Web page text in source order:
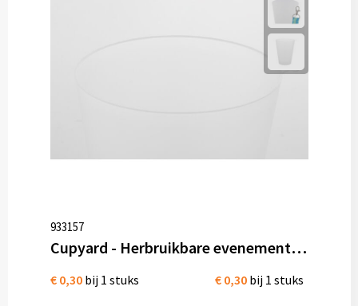
933157
Cupyard - Herbruikbare evenementenbeker
€ 0,30 bij 1 stuks € 0,30 bij 1 stuks